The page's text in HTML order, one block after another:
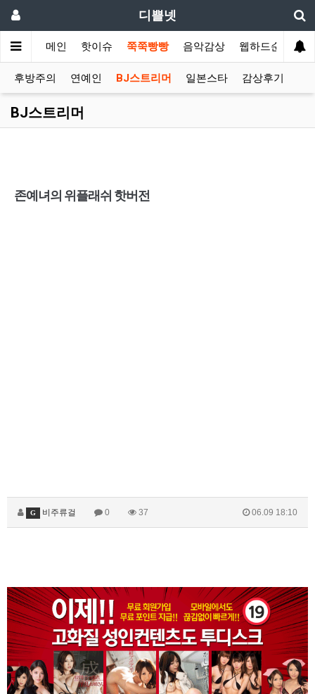
디쁠넷
메인 핫이슈 쭉쭉빵빵 음악감상 웹하드순위
후방주의 연예인 BJ스트리머 일본스타 감상후기
BJ스트리머
존예녀의 위플래쉬 핫버전
G 비주류걸 0 37 06.09 18:10